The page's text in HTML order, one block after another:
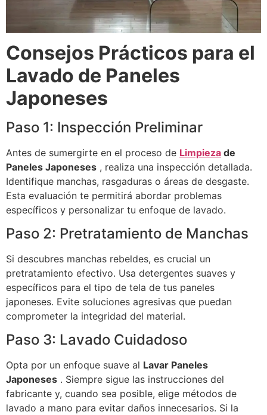
Consejos Prácticos para el
Lavado de Paneles
Japoneses
Paso 1: Inspección Preliminar
Antes de sumergirte en el proceso de Limpieza de
Paneles Japoneses , realiza una inspección detallada.
Identifique manchas, rasgaduras o áreas de desgaste.
Esta evaluación te permitirá abordar problemas
específicos y personalizar tu enfoque de lavado.
Paso 2: Pretratamiento de Manchas
Si descubres manchas rebeldes, es crucial un
pretratamiento efectivo. Usa detergentes suaves y
específicos para el tipo de tela de tus paneles
japoneses. Evite soluciones agresivas que puedan
comprometer la integridad del material.
Paso 3: Lavado Cuidadoso
Opta por un enfoque suave al Lavar Paneles
Japoneses . Siempre sigue las instrucciones del
fabricante y, cuando sea posible, elige métodos de
lavado a mano para evitar daños innecesarios. Si la